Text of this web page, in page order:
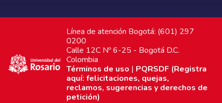
Línea de atención Bogotá: (601) 297
0200
Calle 12C Nº 6-25 - Bogotá D.C.
Colombia
Términos de uso | PQRSDF (Registra
aquí: felicitaciones, quejas,
reclamos, sugerencias y derechos de
petición)